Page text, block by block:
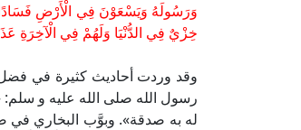
وَرَسُولَهُ وَيَسْعَوْنَ فِي الْأَرْضِ فَسَادًا
خِزْيٌ فِي الدُّنْيَا وَلَهُمْ فِي الْآخِرَةِ
وقد وردت أحاديث كثيرة في فضل
رسول الله صلى الله عليه و
له به صدقة». وبوَّب البخاري في